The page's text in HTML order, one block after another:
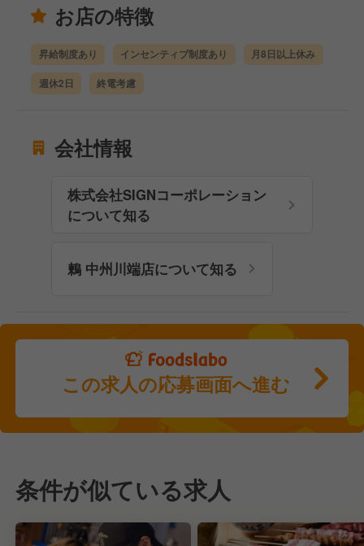
お店の特徴
昇給制度あり インセンティブ制度あり 月8日以上休み
週休2日 終電考慮
会社情報
株式会社SIGNコーポレーション
について知る
鶫 中州川端店について知る
この求人の応募画面へ進む
条件が似ている求人